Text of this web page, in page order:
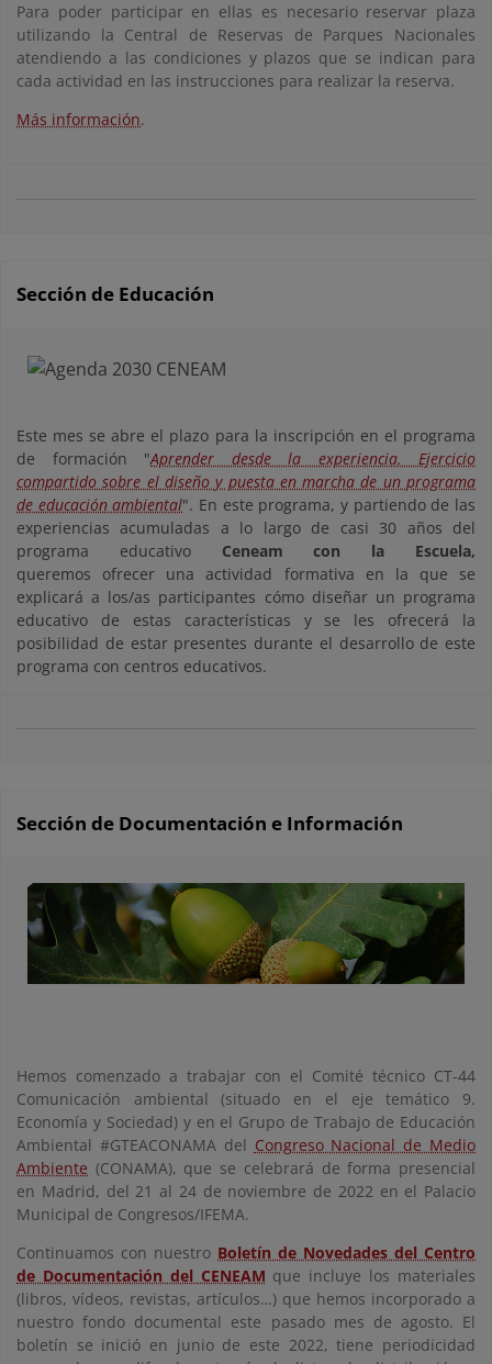
Para poder participar en ellas es necesario reservar plaza
utilizando la Central de Reservas de Parques Nacionales
atendiendo a las condiciones y plazos que se indican para
cada actividad en las instrucciones para realizar la reserva.
Más información.
Sección de Educación
Este mes se abre el plazo para la inscripción en el programa
de formación "Aprender desde la experiencia. Ejercicio
compartido sobre el diseño y puesta en marcha de un programa
de educación ambiental". En este programa, y partiendo de las
experiencias acumuladas a lo largo de casi 30 años del
programa educativo Ceneam con la Escuela,
queremos
ofrecer una actividad formativa en la que se
explicará a los/as participantes cómo diseñar un programa
educativo de estas características y se les ofrecerá la
posibilidad de estar presentes durante el desarrollo de este
programa con centros educativos.
Sección de Documentación e Información
Hemos comenzado a trabajar con el Comité técnico CT-44
Comunicación ambiental (situado en el eje temático 9.
Economía y Sociedad) y en el Grupo de Trabajo de Educación
Ambiental #GTEACONAMA del Congreso Nacional de Medio
Ambiente (CONAMA), que se celebrará de forma presencial
en Madrid, del 21 al 24 de noviembre de 2022 en el Palacio
Municipal de Congresos/IFEMA.
Continuamos con nuestro Boletín de Novedades del Centro
de Documentación del CENEAM que incluye los materiales
(libros, vídeos, revistas, artículos…) que hemos incorporado a
nuestro fondo documental este pasado mes de agosto. El
boletín se inició en junio de este 2022, tiene periodicidad